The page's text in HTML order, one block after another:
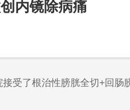
内镜除病痛
受了根治性膀胱全切+回肠